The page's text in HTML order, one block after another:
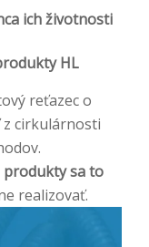
ich životnosti
HL
reťazec o
cirkulárnosti
sa to
realizovať.